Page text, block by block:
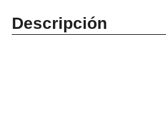
Descripción